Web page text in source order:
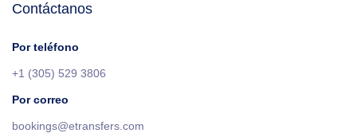
Contáctanos
Por teléfono
+1 (305) 529 3806
Por correo
bookings@etransfers.com